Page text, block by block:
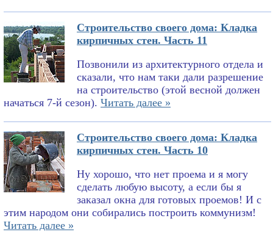
Строительство своего дома: Кладка
кирпичных стен. Часть 11
Позвонили из архитектурного отдела и
сказали, что нам таки дали разрешение
на строительство (этой весной должен
начаться 7-й сезон). Читать далее »
Строительство своего дома: Кладка
кирпичных стен. Часть 10
Ну хорошо, что нет проема и я могу
сделать любую высоту, а если бы я
заказал окна для готовых проемов! И с
этим народом они собирались построить коммунизм!
Читать далее »